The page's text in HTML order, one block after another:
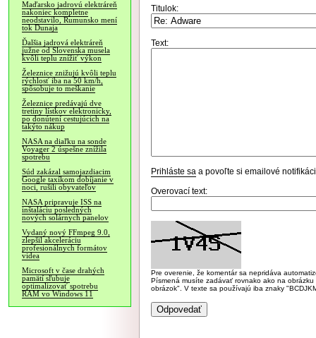
Maďarsko jadrovú elektráreň
nakoniec kompletne
neodstavilo, Rumunsko mení
tok Dunaja
Ďalšia jadrová elektráreň
južne od Slovenska musela
kvôli teplu znížiť výkon
Železnice znižujú kvôli teplu
rýchlosť iba na 50 km/h,
spôsobuje to meškanie
Železnice predávajú dve
tretiny lístkov elektronicky,
po donútení cestujúcich na
takýto nákup
NASA na diaľku na sonde
Voyager 2 úspešne znížila
spotrebu
Súd zakázal samojazdiacim
Google taxíkom dobíjanie v
noci, rušili obyvateľov
NASA pripravuje ISS na
inštaláciu posledných
nových solárnych panelov
Vydaný nový FFmpeg 9.0,
zlepšil akceleráciu
profesionálnych formátov
videa
Microsoft v čase drahých
pamätí sľubuje
optimalizovať spotrebu
RAM vo Windows 11
Titulok:
Text:
Prihláste sa a povoľte si emailové
Overovací text:
Pre overenie, že komentár sa nepridáva
Písmená musíte zadávať rovnako ako na
obrázok". V texte sa používajú iba znaky